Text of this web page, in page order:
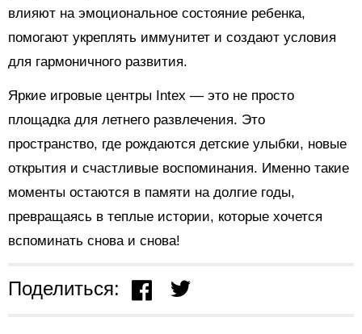
влияют на эмоциональное состояние ребенка,
помогают укреплять иммунитет и создают условия
для гармоничного развития.
Яркие игровые центры Intex — это не просто
площадка для летнего развлечения. Это
пространство, где рождаются детские улыбки, новые
открытия и счастливые воспоминания. Именно такие
моменты остаются в памяти на долгие годы,
превращаясь в теплые истории, которые хочется
вспоминать снова и снова!
Поделиться: